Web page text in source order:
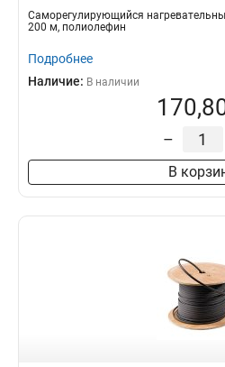
Саморегулирующийся
200 м, полиолефин
Подробнее
Наличие: В наличии
–
В